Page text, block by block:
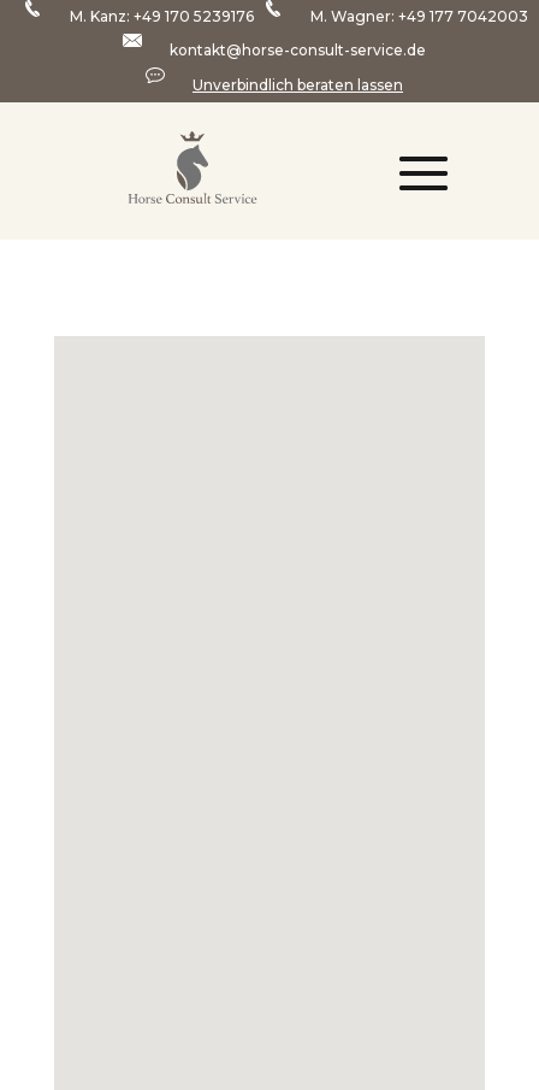
M. Kanz:+49 170 5239176 M. Wagner:+49 177 7042003
kontakt@horse-consult-service.de
Unverbindlich beraten lassen